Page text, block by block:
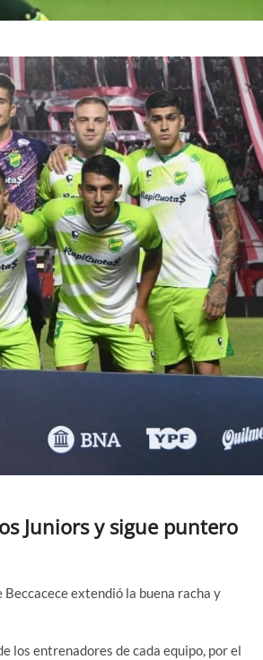
Juniors y sigue puntero
extendió la buena racha y
los entrenadores de cada equipo, por el